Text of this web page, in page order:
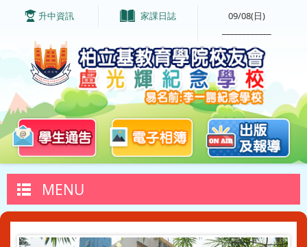
升中資訊 家課日誌
09/08(日)
MENU